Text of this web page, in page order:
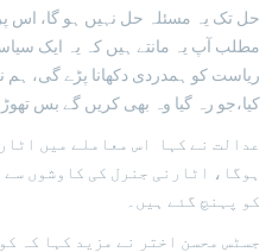
حل تک یہ مسئلہ حل نہیں ہو گا، اس
مطلب آپ یہ مانتے ہیں کہ یہ ایک
ریاست کو ہمدردی دکھانا پڑے گی، ہم
کیا،جو رہ گیا وہ بھی کریں گے بس
عدالت نے کہا اس معاملے میں
ہوگا، اٹارنی جنرل کی کاوشوں سے
کو پہنچ گئے ہیں۔
جسٹس محسن اختر نے مزید کہا کہ